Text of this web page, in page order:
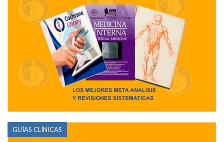
GUÍAS CLÍNICAS